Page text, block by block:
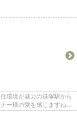
環境が魅力の笹塚駅から
ー様の愛を感じますね